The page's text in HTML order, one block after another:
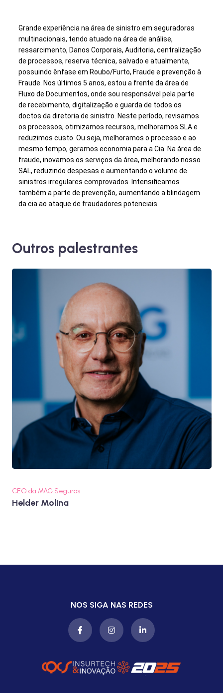
Grande experiência na área de sinistro em seguradoras
multinacionais, tendo atuado na área de análise,
ressarcimento, Danos Corporais, Auditoria, centralização
de processos, reserva técnica, salvado e atualmente,
possuindo ênfase em Roubo/Furto, Fraude e prevenção à
Fraude. Nos últimos 5 anos, estou a frente da área de
Fluxo de Documentos, onde sou responsável pela parte
de recebimento, digitalização e guarda de todos os
doctos da diretoria de sinistro. Neste período, revisamos
os processos, otimizamos recursos, melhoramos SLA e
reduzimos custo. Ou seja, melhoramos o processo e ao
mesmo tempo, geramos economia para a Cia. Na área de
fraude, inovamos os serviços da área, melhorando nosso
SAL, reduzindo despesas e aumentando o volume de
sinistros irregulares comprovados. Intensificamos
também a parte de prevenção, aumentando a blindagem
da cia ao ataque de fraudadores potenciais.
Outros palestrantes
CEO da MAG Seguros
Helder Molina
NOS SIGA NAS REDES